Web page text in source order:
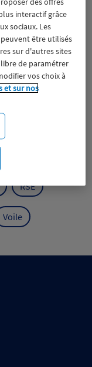
Climat
Jeunesse
RSE
Voile
interactif grâce
sociaux. Les
être utilisés
sur d'autres sites
de paramétrer
vos choix à
et sur nos